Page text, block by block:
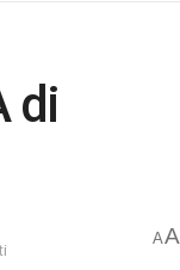
di
AA